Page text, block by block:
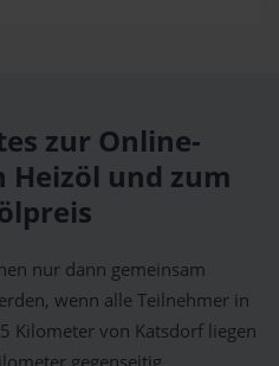
zur Online-
Heizöl und zum
nur dann gemeinsam
wenn alle Teilnehmer in
Kilometer von Katsdorf liegen